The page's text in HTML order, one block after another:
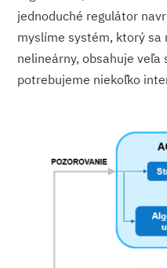
jednoduché regulátor
myslíme systém, ktorý sa
nelineárny, obsahuje
potrebujeme niekoľko